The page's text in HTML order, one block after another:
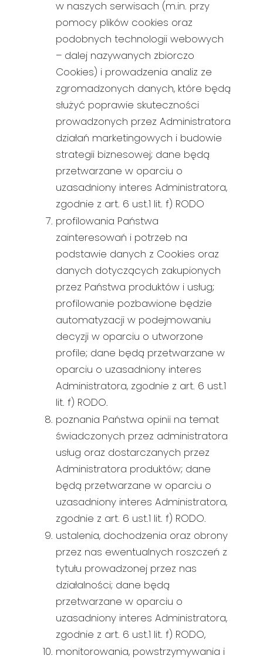
w naszych serwisach (m.in. przy
pomocy plików cookies oraz
podobnych technologii webowych
– dalej nazywanych zbiorczo
Cookies) i prowadzenia analiz ze
zgromadzonych danych, które będą
służyć poprawie skuteczności
prowadzonych przez Administratora
działań marketingowych i budowie
strategii biznesowej; dane będą
przetwarzane w oparciu o
uzasadniony interes Administratora,
zgodnie z art. 6 ust.1 lit. f) RODO
profilowania Państwa
zainteresowań i potrzeb na
podstawie danych z Cookies oraz
danych dotyczących zakupionych
przez Państwa produktów i usług;
profilowanie pozbawione będzie
automatyzacji w podejmowaniu
decyzji w oparciu o utworzone
profile; dane będą przetwarzane w
oparciu o uzasadniony interes
Administratora, zgodnie z art. 6 ust.1
lit. f) RODO.
poznania Państwa opinii na temat
świadczonych przez administratora
usług oraz dostarczanych przez
Administratora produktów; dane
będą przetwarzane w oparciu o
uzasadniony interes Administratora,
zgodnie z art. 6 ust.1 lit. f) RODO.
ustalenia, dochodzenia oraz obrony
przez nas ewentualnych roszczeń z
tytułu prowadzonej przez nas
działalności; dane będą
przetwarzane w oparciu o
uzasadniony interes Administratora,
zgodnie z art. 6 ust.1 lit. f) RODO,
monitorowania, powstrzymywania i